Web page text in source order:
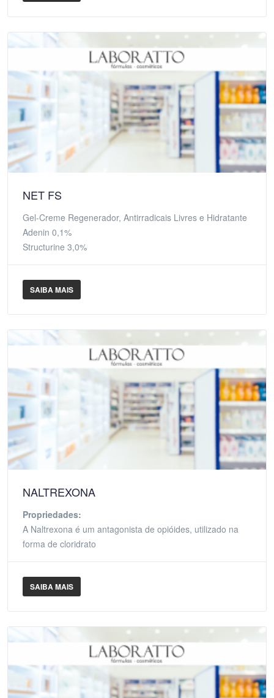
NET FS
Gel-Creme Regenerador, Antirradicais Livres e Hidratante
Adenin 0,1%
Structurine 3,0%
SAIBA MAIS
NALTREXONA
Propriedades:
A Naltrexona é um antagonista de opióides, utilizado na
forma de cloridrato
SAIBA MAIS